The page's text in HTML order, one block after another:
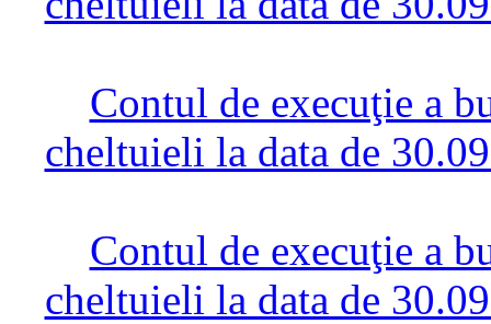
Contul de execuţie a
cheltuieli la data de
Contul de execuţie a
cheltuieli la data de